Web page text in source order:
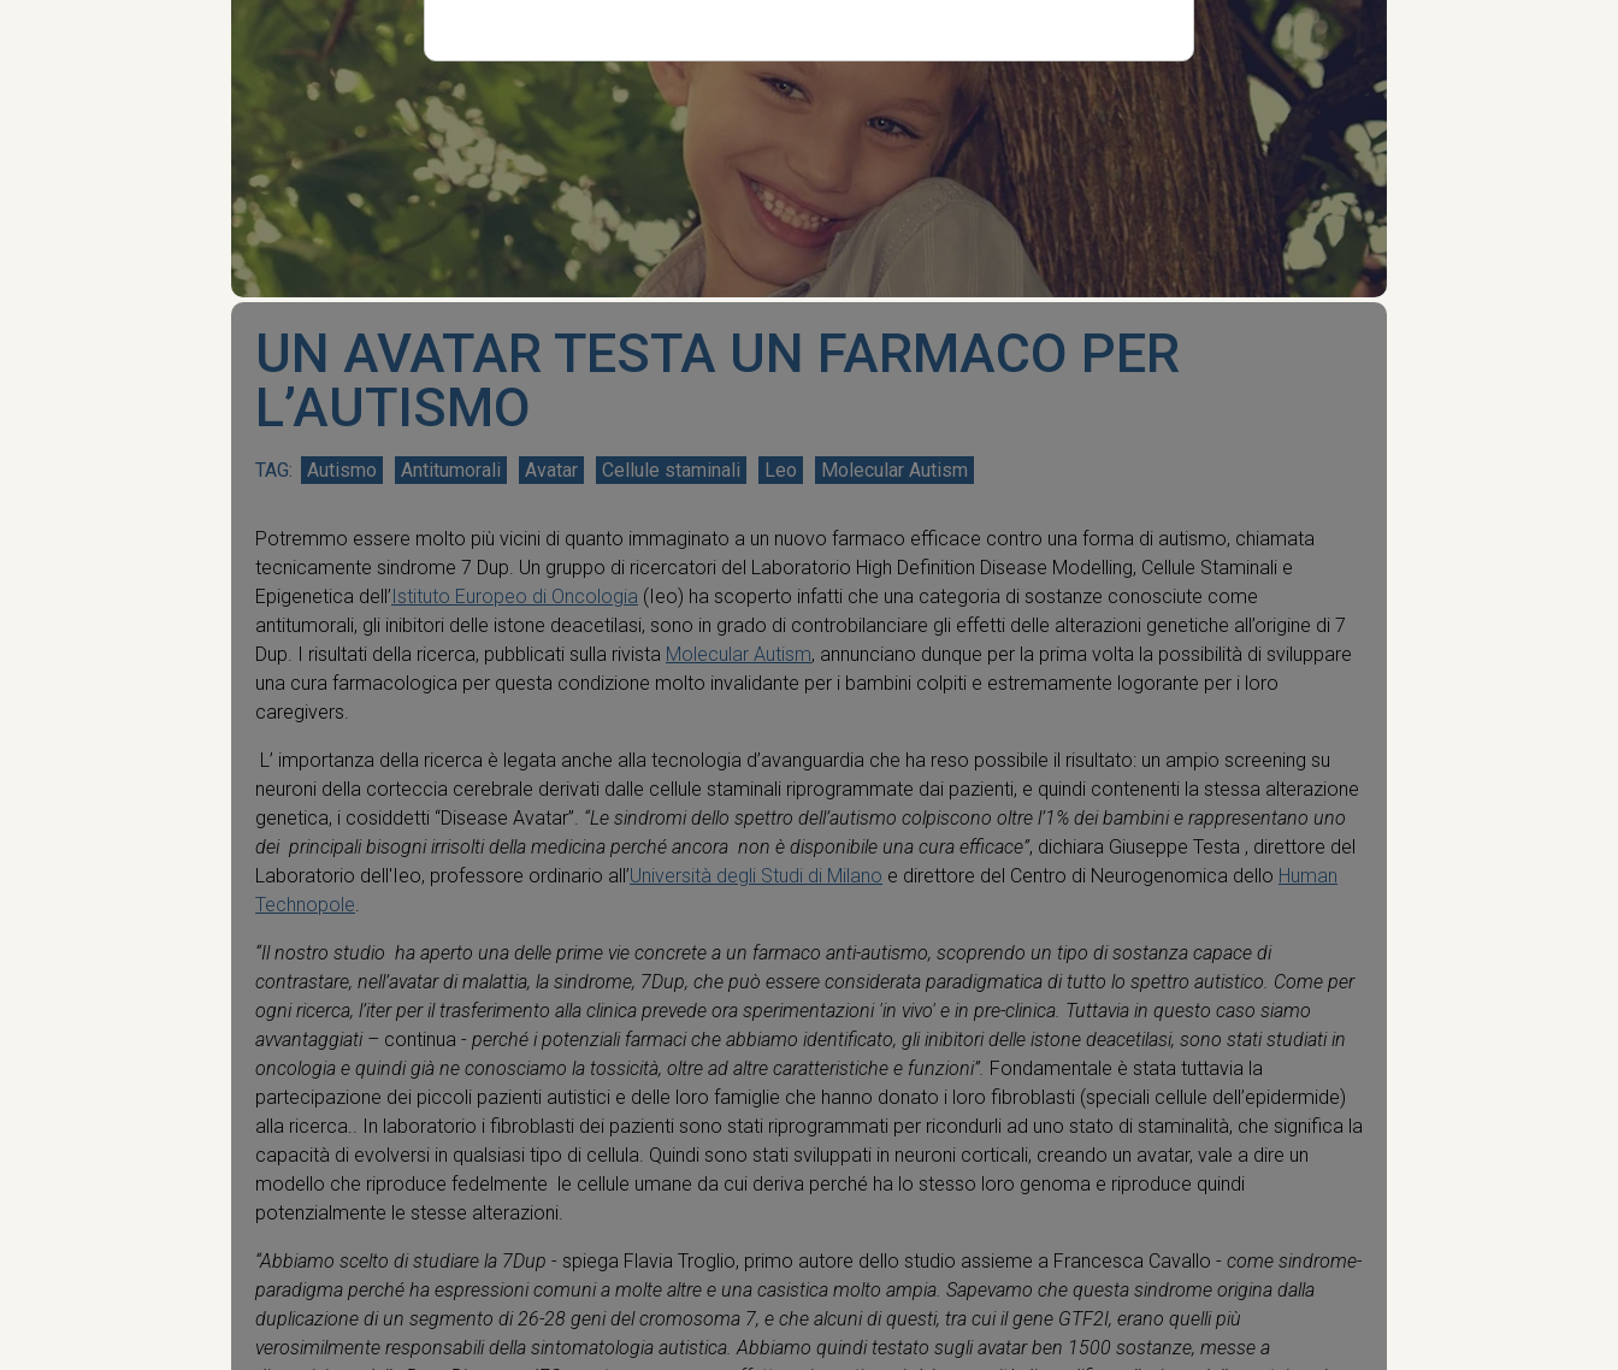
UN AVATAR TESTA UN FARMACO PER
L’AUTISMO
Autismo Antitumorali Avatar Cellule staminali Leo Molecular Autism
Potremmo essere molto più vicini di quanto immaginato a un nuovo farmaco efficace contro una forma di autismo, chiamata
tecnicamente sindrome 7 Dup. Un gruppo di ricercatori del Laboratorio High Definition Disease Modelling, Cellule Staminali e
Epigenetica dell’Istituto Europeo di Oncologia (Ieo) ha scoperto infatti che una categoria di sostanze conosciute come
antitumorali, gli inibitori delle istone deacetilasi, sono in grado di controbilanciare gli effetti delle alterazioni genetiche all’origine di 7
Dup. I risultati della ricerca, pubblicati sulla rivista Molecular Autism, annunciano dunque per la prima volta la possibilità di sviluppare
una cura farmacologica per questa condizione molto invalidante per i bambini colpiti e estremamente logorante per i loro
caregivers.
L’ importanza della ricerca è legata anche alla tecnologia d’avanguardia che ha reso possibile il risultato: un ampio screening su
neuroni della corteccia cerebrale derivati dalle cellule staminali riprogrammate dai pazienti, e quindi contenenti la stessa alterazione
genetica, i cosiddetti “Disease Avatar”. “Le sindromi dello spettro dell’autismo colpiscono oltre l’1% dei bambini e rappresentano uno
dei principali bisogni irrisolti della medicina perché ancora non è disponibile una cura efficace”, dichiara Giuseppe Testa , direttore del
Laboratorio dell'Ieo, professore ordinario all’Università degli Studi di Milano e direttore del Centro di Neurogenomica dello Human
Technopole.
“Il nostro studio ha aperto una delle prime vie concrete a un farmaco anti-autismo, scoprendo un tipo di sostanza capace di
contrastare, nell’avatar di malattia, la sindrome, 7Dup, che può essere considerata paradigmatica di tutto lo spettro autistico. Come per
ogni ricerca, l’iter per il trasferimento alla clinica prevede ora sperimentazioni 'in vivo' e in pre-clinica. Tuttavia in questo caso siamo
avvantaggiati – continua - perché i potenziali farmaci che abbiamo identificato, gli inibitori delle istone deacetilasi, sono stati studiati in
oncologia e quindi già ne conosciamo la tossicità, oltre ad altre caratteristiche e funzioni”. Fondamentale è stata tuttavia la
partecipazione dei piccoli pazienti autistici e delle loro famiglie che hanno donato i loro fibroblasti (speciali cellule dell’epidermide)
alla ricerca.. In laboratorio i fibroblasti dei pazienti sono stati riprogrammati per ricondurli ad uno stato di staminalità, che significa la
capacità di evolversi in qualsiasi tipo di cellula. Quindi sono stati sviluppati in neuroni corticali, creando un avatar, vale a dire un
modello che riproduce fedelmente le cellule umane da cui deriva perché ha lo stesso loro genoma e riproduce quindi
potenzialmente le stesse alterazioni.
“Abbiamo scelto di studiare la 7Dup - spiega Flavia Troglio, primo autore dello studio assieme a Francesca Cavallo - come sindrome-
paradigma perché ha espressioni comuni a molte altre e una casistica molto ampia. Sapevamo che questa sindrome origina dalla
duplicazione di un segmento di 26-28 geni del cromosoma 7, e che alcuni di questi, tra cui il gene GTF2I, erano quelli più
verosimilmente responsabili della sintomatologia autistica. Abbiamo quindi testato sugli avatar ben 1500 sostanze, messe a